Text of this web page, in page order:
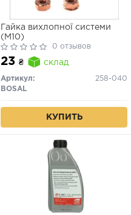
Гайка вихлопної системи
(M10)
0 отзывов
23 ₴ склад
Артикул:
258-040
BOSAL
КУПИТЬ